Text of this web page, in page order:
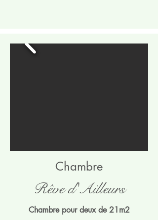
Chambre
Rêve d'Ailleurs
Chambre pour deux de 21m2